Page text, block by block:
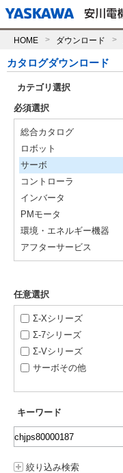
HOME ダウンロード
カタログダウンロード
カテゴリ選択
必須選択
総合カタログ
ロボット
サーボ
コントローラ
インバータ
PMモータ
環境・エネルギー機器
アフターサービス
任意選択
Σ-Xシリーズ
Σ-7シリーズ
Σ-Vシリーズ
サーボその他
キーワード
絞り込み検索